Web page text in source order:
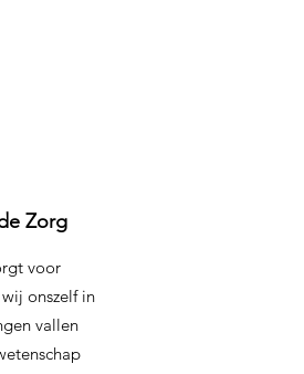
Zorg
voor
onszelf in
vallen